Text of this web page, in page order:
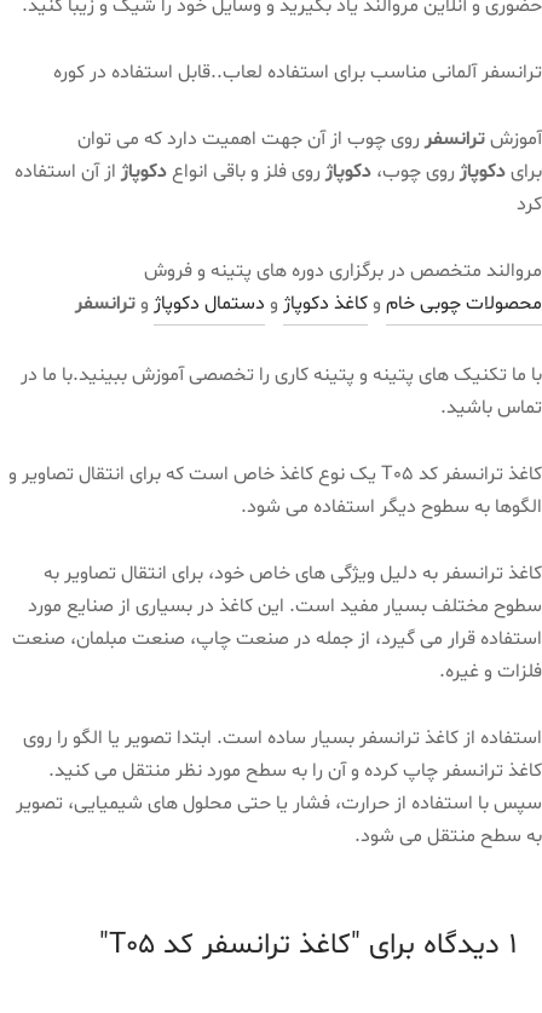
حضوری و آنلاین مروالند یاد بگیرید و وسایل خود را شیک و زیبا کنید.
ترانسفر آلمانی مناسب برای استفاده لعاب..قابل استفاده در کوره
آموزشترانسفر روی چوب از آن جهت اهمیت دارد که می توان
برایدکوپاژ روی چوب، دکوپاژ روی فلز و باقی انواعدکوپاژ از آن استفاده
کرد
مروالند متخصص در برگزاری دوره های پتینه و فروش
محصولات چوبی خام وکاغذ دکوپاژ و دستمال دکوپاژ وترانسفر
با ما تکنیک های پتینه و پتینه کاری را تخصصی آموزش ببینید.با ما در
تماس باشید.
کاغذ ترانسفر کد T05 یک نوع کاغذ خاص است که برای انتقال تصاویر و
الگوها به سطوح دیگر استفاده می شود.
کاغذ ترانسفر به دلیل ویژگی های خاص خود، برای انتقال تصاویر به
سطوح مختلف بسیار مفید است. این کاغذ در بسیاری از صنایع مورد
استفاده قرار می گیرد، از جمله در صنعت چاپ، صنعت مبلمان، صنعت
فلزات و غیره.
استفاده از کاغذ ترانسفر بسیار ساده است. ابتدا تصویر یا الگو را روی
کاغذ ترانسفر چاپ کرده و آن را به سطح مورد نظر منتقل می کنید.
سپس با استفاده از حرارت، فشار یا حتی محلول های شیمیایی، تصویر
به سطح منتقل می شود.
1 دیدگاه برای کاغذ ترانسفر کد T05